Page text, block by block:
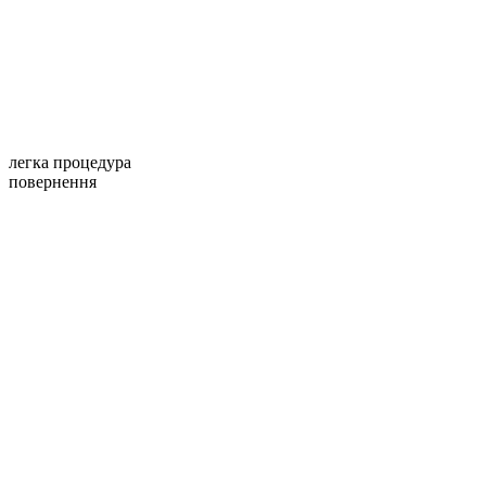
легка процедура
повернення